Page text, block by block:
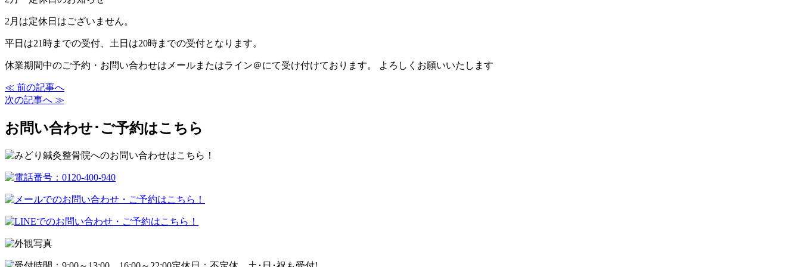
2月は定休日はございません。
平日は21時までの受付、土日は20時までの受付となります。
休業期間中のご予約・お問い合わせはメールまたはライン＠にて受け付けております。 よろしくお願いいたします
≪ 前の記事へ
次の記事へ ≫
お問い合わせ･ご予約はこちら